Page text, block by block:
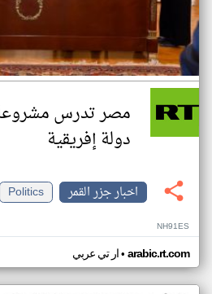
مصر تدرس
دولة إفريقية
اخبار جزر القمر
Politics
NH91ES
ار تي عربي• arabic.rt.com